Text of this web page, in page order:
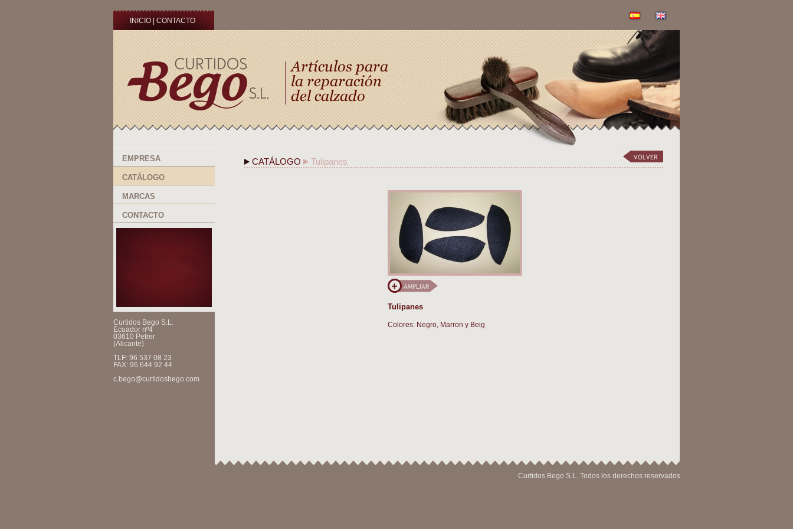
INICIO CONTACTO
EMPRESA
CATÁLOGO
MARCAS
CONTACTO
Curtidos Bego S.L.
Ecuador nº4
03610 Petrer
(Alicante)
TLF: 96 537 08 23
FAX: 96 644 92 44
c.bego@curtidosbego.com
CATÁLOGO Tulipanes
Tulipanes
Colores: Negro, Marron y Beig
Curtidos Bego S.L. Todos los derechos reservados